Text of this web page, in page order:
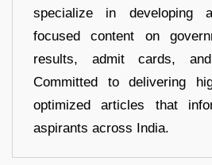
specialize in developing
focused content on
results, admit cards,
Committed to delivering
optimized articles that
aspirants across India.